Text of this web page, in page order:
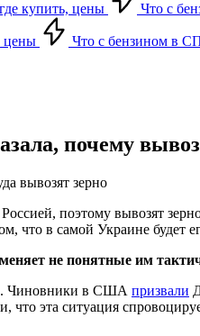
купить, цены Что с
цены Что с бензином в
почему
вывозят зерно
поэтому вывозят
что в самой Украине будет
не понятные им
Чиновники в США призвали
что эта ситуация